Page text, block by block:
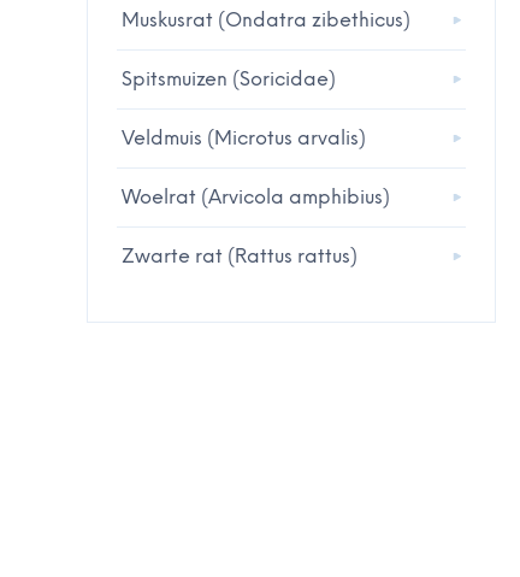
Muskusrat (Ondatra zibethicus)
Spitsmuizen (Soricidae)
Veldmuis (Microtus arvalis)
Woelrat (Arvicola amphibius)
Zwarte rat (Rattus rattus)